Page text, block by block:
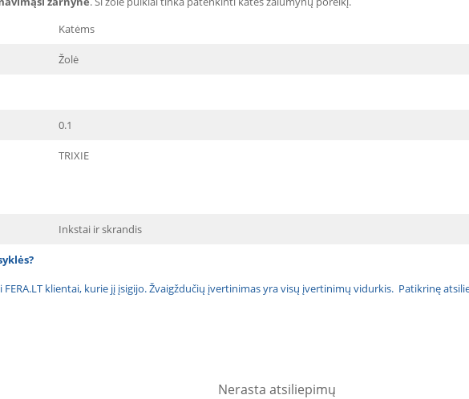
Katėms
Žolė
0.1
TRIXIE
Inkstai ir skrandis
klientai, kurie jį įsigijo. Žvaigždučių įvertinimas yra visų įvertinimų vidurkis. Patikrinę
Nerasta atsiliepimų